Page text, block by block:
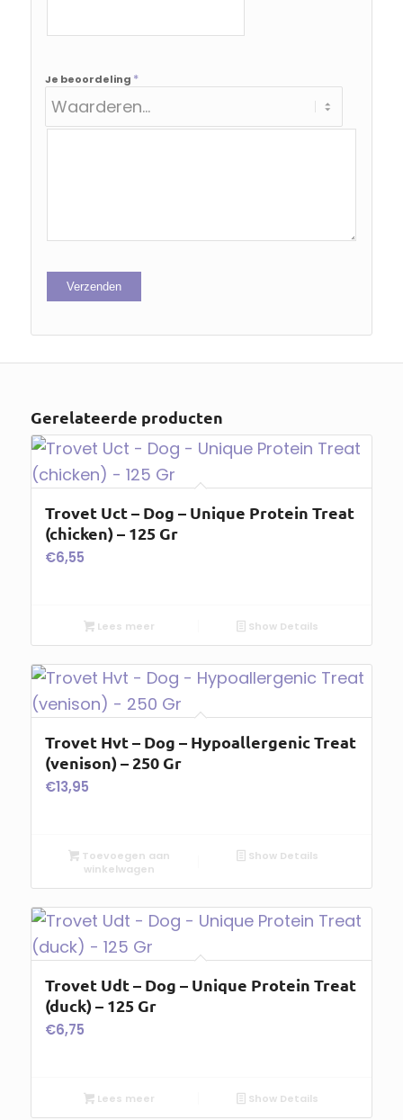
Je beoordeling *
Gerelateerde producten
Trovet Uct – Dog – Unique Protein Treat
(chicken) – 125 Gr
€6,55
Lees meer Show Details
Trovet Hvt – Dog – Hypoallergenic Treat
(venison) – 250 Gr
€13,95
Toevoegen aan
winkelwagen
Show Details
Trovet Udt – Dog – Unique Protein Treat
(duck) – 125 Gr
€6,75
Lees meer Show Details